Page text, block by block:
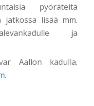
pyöräteitä
jatkossa lisää mm.
ja
Aallon kadulla.
.